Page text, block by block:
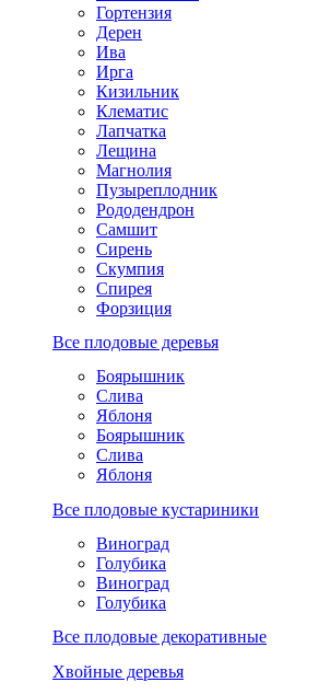
Гортензия
Дерен
Ива
Ирга
Кизильник
Клематис
Лапчатка
Лещина
Магнолия
Пузыреплодник
Рододендрон
Самшит
Сирень
Скумпия
Спирея
Форзиция
Все плодовые деревья
Боярышник
Слива
Яблоня
Боярышник
Слива
Яблоня
Все плодовые кустариники
Виноград
Голубика
Виноград
Голубика
Все плодовые декоративные
Хвойные деревья